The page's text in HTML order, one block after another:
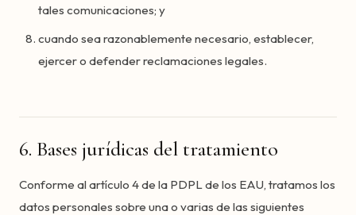
tales comunicaciones; y
cuando sea razonablemente necesario, establecer,
ejercer o defender reclamaciones legales.
6. Bases jurídicas del tratamiento
Conforme al artículo 4 de la PDPL de los EAU, tratamos los
datos personales sobre una o varias de las siguientes